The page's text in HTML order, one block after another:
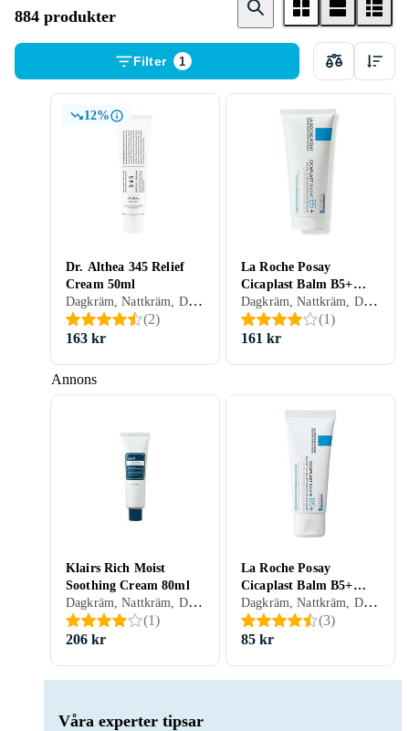
884 produkter
Filter 1
Annons
Våra experter tipsar
12%
Dr. Althea 345 Relief
Cream 50ml
Dagkräm, Nattkräm, Dam, Herr, Anti-blemish, Avslappnande, Uppfriskande/Kylande, Återfuktande, Antioxidant, Regenererande, Balanserande, Närande, Lugnande, Torr, Känslig, Mogen
(2)
163 kr
La Roche Posay
Cicaplast Balm B5+
100ml
Dagkräm, Nattkräm, Dam, Herr, Mjukgörande, Uppfriskande/Kylande, Återfuktande, Motverkar rynkor, Regenererande, Närande, Lugnande, Normal, Blandad, Torr, Alla, Känslig, Mogen
(1)
161 kr
Klairs Rich Moist
Soothing Cream 80ml
Dagkräm, Nattkräm, Dam, Herr, Avslappnande, Mjukgörande, Uppfriskande/Kylande, Återfuktande, Antioxidant, Regenererande, Närande, Lugnande, Normal, Torr, Känslig
(1)
206 kr
La Roche Posay
Cicaplast Balm B5+
40ml
Dagkräm, Nattkräm, Dam, Herr, Mjukgörande, Uppfriskande/Kylande, Återfuktande, Regenererande, Närande, Lugnande, Normal, Blandad, Torr, Känslig
(3)
85 kr